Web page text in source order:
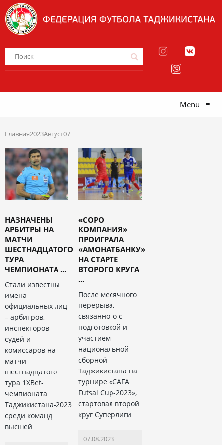
Menu ≡
Главная2023Август07
НАЗНАЧЕНЫ
АРБИТРЫ НА
МАТЧИ
ШЕСТНАДЦАТОГО
ТУРА
ЧЕМПИОНАТА ...
Стали известны
имена
официальных лиц
– арбитров,
инспекторов
судей и
комиссаров на
матчи
шестнадцатого
тура 1XBet-
чемпионата
Таджикистана-2023
среди команд
высшей
«СОРО
КОМПАНИЯ»
ПРОИГРАЛА
«АМОНАТБАНКУ»
НА СТАРТЕ
ВТОРОГО КРУГА
...
После месячного
перерыва,
связанного с
подготовкой и
участием
национальной
сборной
Таджикистана на
турнире «CAFA
Futsal Cup-2023»,
стартовал второй
круг Суперлиги
07.08.2023